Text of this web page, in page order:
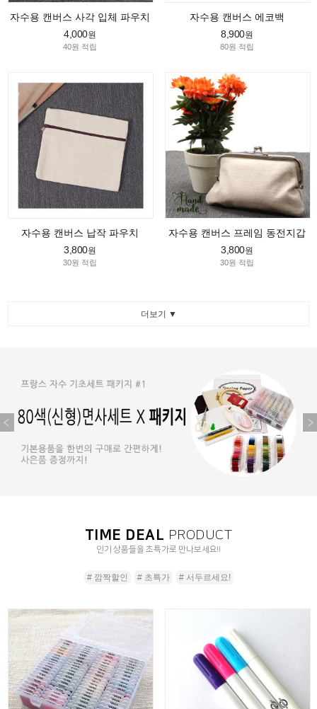
자수용 캔버스 사각 입체 파우치
4,000원
40원 적립
자수용 캔버스 에코백
8,900원
80원 적립
자수용 캔버스 납작 파우치
3,800원
30원 적립
자수용 캔버스 프레임 동전지갑
3,800원
30원 적립
더보기 ▼
TIME DEAL PRODUCT
인기 상품들을 초특가로 만나보세요!!
# 깜짝할인 # 초특가 # 서두르세요!